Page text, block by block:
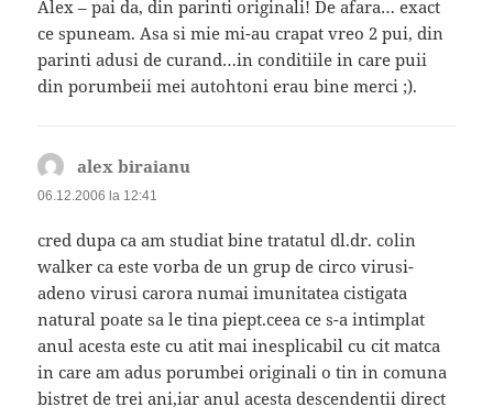
Alex – pai da, din parinti originali! De afara… exact
ce spuneam. Asa si mie mi-au crapat vreo 2 pui, din
parinti adusi de curand…in conditiile in care puii
din porumbeii mei autohtoni erau bine merci ;).
alex biraianu
06.12.2006 la 12:41
cred dupa ca am studiat bine tratatul dl.dr. colin
walker ca este vorba de un grup de circo virusi-
adeno virusi carora numai imunitatea cistigata
natural poate sa le tina piept.ceea ce s-a intimplat
anul acesta este cu atit mai inesplicabil cu cit matca
in care am adus porumbei originali o tin in comuna
bistret de trei ani,iar anul acesta descendentii direct